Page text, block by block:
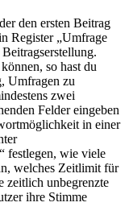
den ersten Beitrag
Register „Umfrage
so hast du
Umfragen zu
zwei
Felder eingeben
in einer
festlegen, wie viele
welches Zeitlimit für
zeitlich unbegrenzte
ihre Stimme